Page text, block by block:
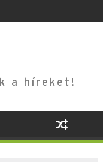
a híreket!